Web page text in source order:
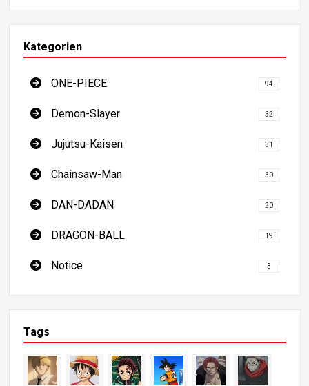
Kategorien
ONE-PIECE 94
Demon-Slayer 32
Jujutsu-Kaisen 31
Chainsaw-Man 30
DAN-DADAN 20
DRAGON-BALL 19
Notice 3
Tags